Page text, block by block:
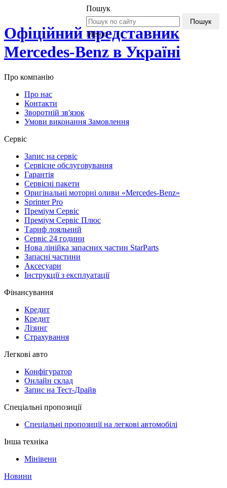
Офіційний представник
Mercedes-Benz в Україні
Пошук
Пошук
Меню
Про компанію
Про нас
Контакти
Зворотній зв'язок
Умови виконання Замовлення
Сервіс
Запис на сервіс
Сервісне обслуговування
Гарантія
Сервісні пакети
Оригінальні моторні оливи «Mercedes-Benz»
Sprinter Pro
Преміум Сервіс
Преміум Сервіс Плюс
Тариф лояльний
Сервіс 24 години
Нова лінійка запасних частин StarParts
Запасні частини
Аксесуари
Інструкції з експлуатації
Фінансування
Кредит
Кредит
Лізинг
Страхування
Легкові авто
Конфігуратор
Онлайн склад
Запис на Тест-Драйв
Спеціальні пропозиції
Спеціальні пропозиції на легкові автомобілі
Інша техніка
Мінівени
Новини